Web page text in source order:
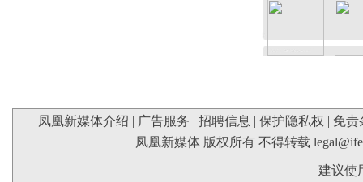
凤凰新媒体介绍 | 广告服务 | 招聘信息 | 保护隐私权 | 免责
凤凰新媒体 版权所有 不得转载
建议使